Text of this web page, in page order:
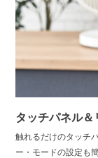
タッチパネル＆
触れるだけのタッチ
ー・モードの設定も